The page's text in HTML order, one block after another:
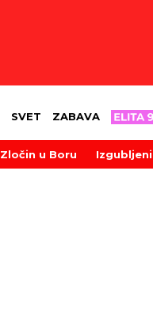
SVET ZABAVA
Zločin u Boru